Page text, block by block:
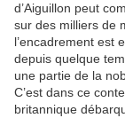
d’Aiguillon peut
sur des milliers de
l’encadrement est
depuis quelque
une partie de la
C’est dans ce
britannique